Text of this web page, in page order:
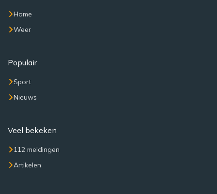
Home
Weer
Populair
Sport
Nieuws
Veel bekeken
112 meldingen
Artikelen